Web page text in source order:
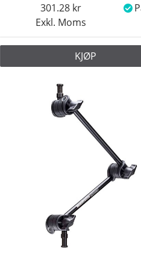
Exkl. Moms
301.28
KJØP